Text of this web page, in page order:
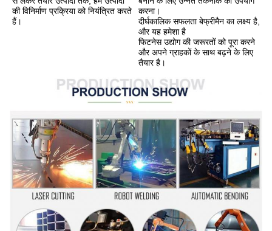
की विनिर्माण प्रक्रिया को नियंत्रित करते
हैं।
करना।
दीर्घकालिक सफलता बेफ्रीमैन का लक्ष्य है,
और यह हमेशा है
फिटनेस उद्योग की जरूरतों को पूरा करने
और अपने ग्राहकों के साथ बढ़ने के लिए
तैयार है।